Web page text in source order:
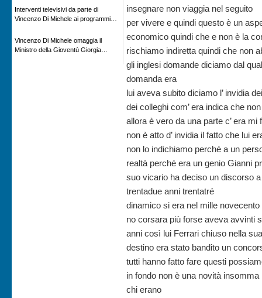
impatto ambientale e problematiche
sui veicoli storici e trattori d’epoca
Interventi televisivi da parte di
Vincenzo Di Michele ai programmi
rivisitazione della storia
Vincenzo Di Michele omaggia il
Ministro della Gioventù Giorgia
insegnare non viaggia nel seguito
per vivere e quindi questo è un
economico quindi che e non è la
rischiamo indiretta quindi che non
gli inglesi domande diciamo dal
domanda era
lui aveva subito diciamo l’ invidia
dei colleghi com’ era indica che
allora è vero da una parte c’ era
non è atto d’ invidia il fatto che lui
non lo indichiamo perché a un
realtà perché era un genio Gianni
suo vicario ha deciso un discorso
trentadue anni trentatré
dinamico si era nel mille
no corsara più forse aveva avvinti
anni così lui Ferrari chiuso nella
destino era stato bandito un
tutti hanno fatto fare questi
in fondo non è una novità
chi erano